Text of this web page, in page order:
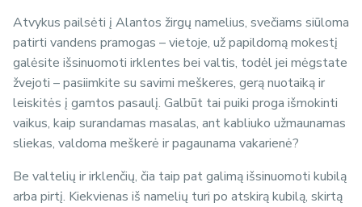
Atvykus pailsėti į Alantos žirgų namelius, svečiams siūloma
patirti vandens pramogas – vietoje, už papildomą mokestį
galėsite išsinuomoti irklentes bei valtis, todėl jei mėgstate
žvejoti – pasiimkite su savimi meškeres, gerą nuotaiką ir
leiskitės į gamtos pasaulį. Galbūt tai puiki proga išmokinti
vaikus, kaip surandamas masalas, ant kabliuko užmaunamas
sliekas, valdoma meškerė ir pagaunama vakarienė?
Be valtelių ir irklenčių, čia taip pat galimą išsinuomoti kubilą
arba pirtį. Kiekvienas iš namelių turi po atskirą kubilą, skirtą